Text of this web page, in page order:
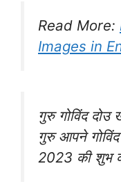
Read More:
Images in
गुरु गोविंद दोउ
गुरु आपने गोविंद
2023 की शुभ